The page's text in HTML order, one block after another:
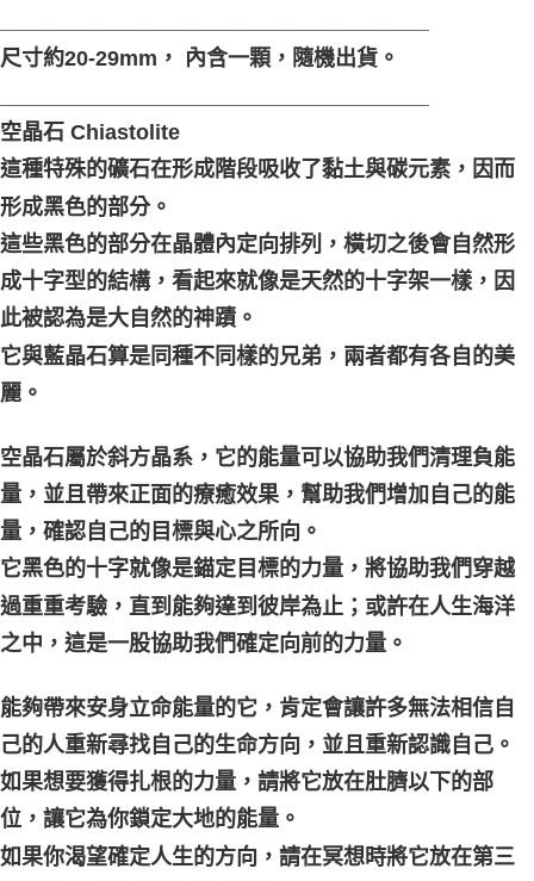
尺寸約20-29mm， 內含一顆，隨機出貨。
空晶石 Chiastolite
這種特殊的礦石在形成階段吸收了黏土與碳元素，因而
形成黑色的部分。
這些黑色的部分在晶體內定向排列，橫切之後會自然形
成十字型的結構，看起來就像是天然的十字架一樣，因
此被認為是大自然的神蹟。
它與藍晶石算是同種不同樣的兄弟，兩者都有各自的美
麗。
空晶石屬於斜方晶系，它的能量可以協助我們清理負能
量，並且帶來正面的療癒效果，幫助我們增加自己的能
量，確認自己的目標與心之所向。
它黑色的十字就像是錨定目標的力量，將協助我們穿越
過重重考驗，直到能夠達到彼岸為止；或許在人生海洋
之中，這是一股協助我們確定向前的力量。
能夠帶來安身立命能量的它，肯定會讓許多無法相信自
己的人重新尋找自己的生命方向，並且重新認識自己。
如果想要獲得扎根的力量，請將它放在肚臍以下的部
位，讓它為你鎖定大地的能量。
如果你渴望確定人生的方向，請在冥想時將它放在第三